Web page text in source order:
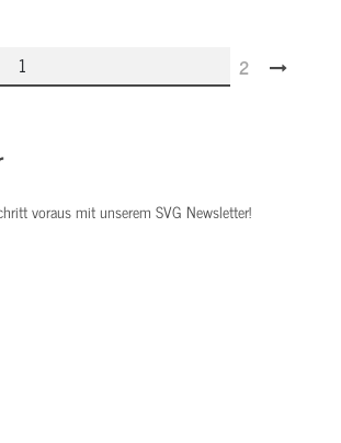
2
voraus mit unserem SVG Newsletter!